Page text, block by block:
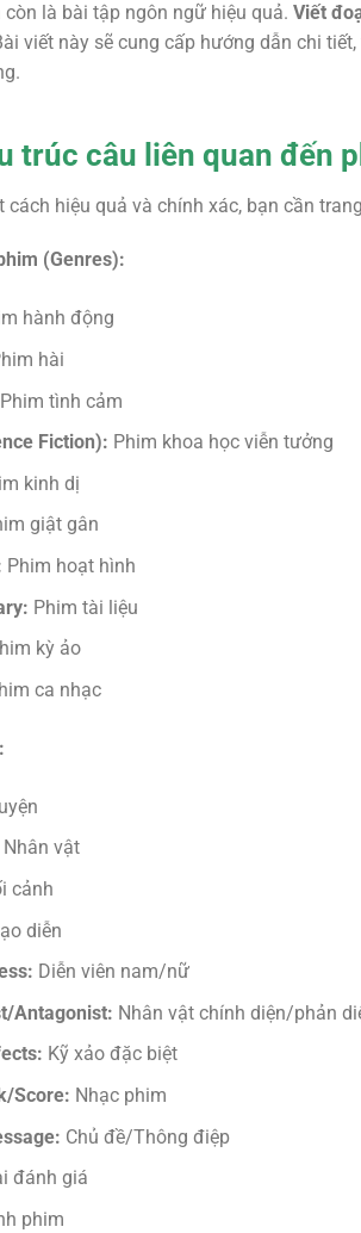
là bài tập ngôn ngữ hiệu quả. Viết
viết này sẽ cung cấp hướng dẫn chi
trúc câu liên quan đến
hiệu quả và chính xác, bạn cần
(Genres):
hành động
hài
Phim tình cảm
Fiction): Phim khoa học viễn tưởng
kinh dị
giật gân
Phim hoạt hình
Phim tài liệu
kỳ ảo
ca nhạc
Nhân vật
cảnh
diễn
Diễn viên nam/nữ
Antagonist: Nhân vật chính diện/phản
Kỹ xảo đặc biệt
Score: Nhạc phim
Chủ đề/Thông điệp
đánh giá
phim